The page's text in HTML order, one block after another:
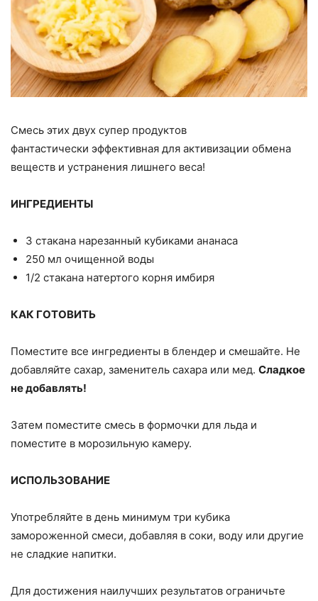
Смесь этих двух супер продуктов
фантастически эффективная для активизации обмена
веществ и устранения лишнего веса!
ИНГРЕДИЕНТЫ
3 стакана нарезанный кубиками ананаса
250 мл очищенной воды
1/2 стакана натертого корня имбиря
КАК ГОТОВИТЬ
Поместите все ингредиенты в блендер и смешайте. Не
добавляйте сахар, заменитель сахара или мед. Сладкое
не добавлять!
Затем поместите смесь в формочки для льда и
поместите в морозильную камеру.
ИСПОЛЬЗОВАНИЕ
Употребляйте в день минимум три кубика
замороженной смеси, добавляя в соки, воду или другие
не сладкие напитки.
Для достижения наилучших результатов ограничьте